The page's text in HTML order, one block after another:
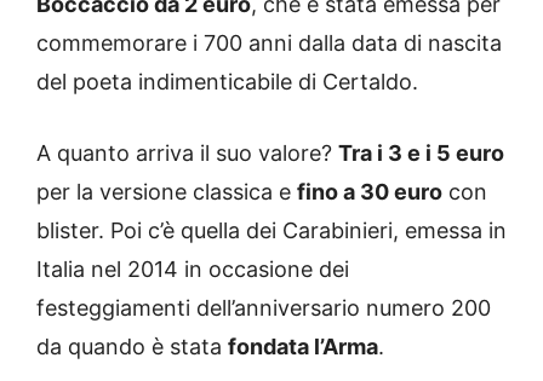
commemorare i 700 anni dalla data di nascita
del poeta indimenticabile di Certaldo.
A quanto arriva il suo valore? Tra i 3 e i 5 euro
per la versione classica e fino a 30 euro con
blister. Poi c’è quella dei Carabinieri, emessa in
Italia nel 2014 in occasione dei
festeggiamenti dell’anniversario numero 200
da quando è stata fondata l’Arma.